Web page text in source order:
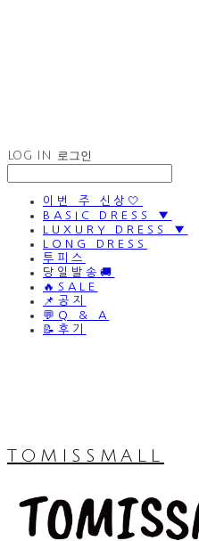
LOG IN 로그인
이번 주 신상🤍
BASIC DRESS ▼
LUXURY DRESS ▼
LONG DRESS
투피스
당일발송🚚
🔥SALE
📌공지
💬Q & A
📝후기
TOMISSMALL